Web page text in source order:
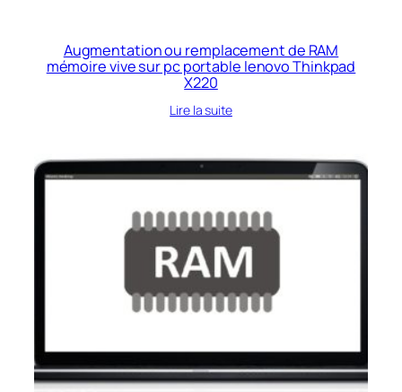
Augmentation ou remplacement de RAM
mémoire vive sur pc portable lenovo Thinkpad
X220
Lire la suite